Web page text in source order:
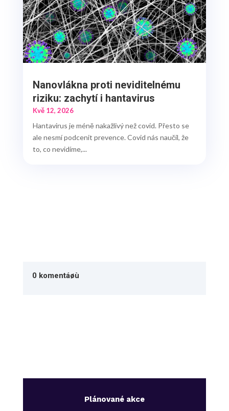
Nanovlákna proti neviditelnému
riziku: zachytí i hantavirus
Kvě 12, 2026
Hantavirus je méně nakažlivý než covid. Přesto se
ale nesmí podcenit prevence. Covid nás naučil, že
to, co nevidíme,...
0 komentáøù
Plánované akce